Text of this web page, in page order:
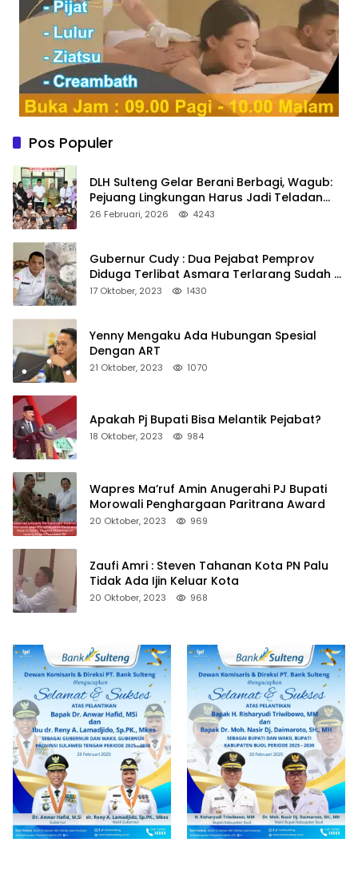
Pos Populer
DLH Sulteng Gelar Berani Berbagi, Wagub:
Pejuang Lingkungan Harus Jadi Teladan
Kepedulian
26 Februari, 2026 4243
Gubernur Cudy : Dua Pejabat Pemprov
Diduga Terlibat Asmara Terlarang Sudah di
Non Job
17 Oktober, 2023 1430
Yenny Mengaku Ada Hubungan Spesial
Dengan ART
21 Oktober, 2023 1070
Apakah Pj Bupati Bisa Melantik Pejabat?
18 Oktober, 2023 984
Wapres Ma’ruf Amin Anugerahi PJ Bupati
Morowali Penghargaan Paritrana Award
20 Oktober, 2023 969
Zaufi Amri : Steven Tahanan Kota PN Palu
Tidak Ada Ijin Keluar Kota
20 Oktober, 2023 968